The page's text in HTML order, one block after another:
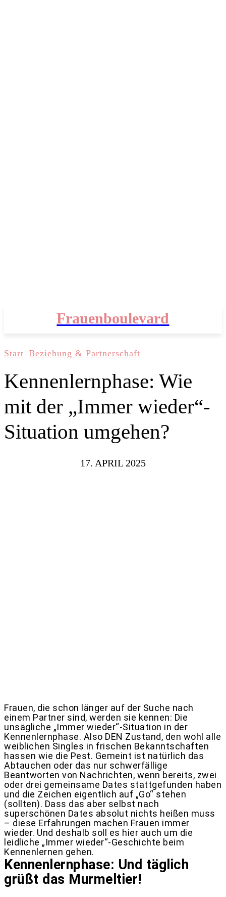
Frauenboulevard
Start Beziehung & Partnerschaft
Kennenlernphase: Wie
mit der „Immer wieder“-
Situation umgehen?
17. APRIL 2025
Frauen, die schon länger auf der Suche nach
einem Partner sind, werden sie kennen: Die
unsägliche „Immer wieder“-Situation in der
Kennenlernphase. Also DEN Zustand, den wohl alle
weiblichen Singles in frischen Bekanntschaften
hassen wie die Pest. Gemeint ist natürlich das
Abtauchen oder das nur schwerfällige
Beantworten von Nachrichten, wenn bereits, zwei
oder drei gemeinsame Dates stattgefunden haben
und die Zeichen eigentlich auf „Go“ stehen
(sollten). Dass das aber selbst nach
superschönen Dates absolut nichts heißen muss
– diese Erfahrungen machen Frauen immer
wieder. Und deshalb soll es hier auch um die
leidliche „Immer wieder“-Geschichte beim
Kennenlernen gehen.
Kennenlernphase: Und täglich
grüßt das Murmeltier!